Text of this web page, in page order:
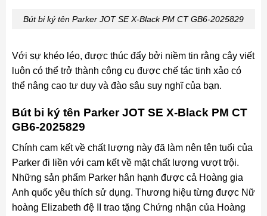
Bút bi ký tên Parker JOT SE X-Black PM CT GB6-2025829
Với sự khéo léo, được thúc đẩy bởi niềm tin rằng cây viết
luôn có thể trở thành công cụ được chế tác tinh xảo có
thể nâng cao tư duy và đào sâu suy nghĩ của bạn.
Bút bi ký tên Parker JOT SE X-Black PM CT
GB6-2025829
Chính cam kết về chất lượng này đã làm nên tên tuổi của
Parker đi liền với cam kết về mặt chất lượng vượt trội.
Những sản phẩm Parker hân hạnh được cả Hoàng gia
Anh quốc yêu thích sử dụng. Thương hiệu từng được Nữ
hoàng Elizabeth đệ II trao tặng Chứng nhận của Hoàng